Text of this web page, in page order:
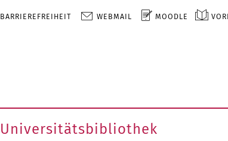
BARRIEREFREIHEIT WEBMAIL MOODLE
Universitätsbibliothek